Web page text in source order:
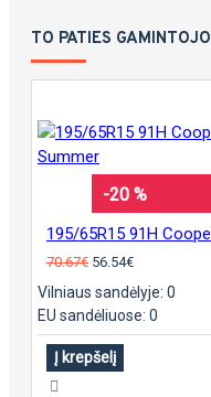
TO PATIES GAMINTOJO
-20 %
70.67€ 56.54€
Vilniaus sandėlyje: 0
EU sandėliuose: 0
Į krepšelį